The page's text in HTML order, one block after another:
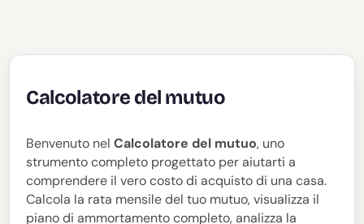
Calcolatore del mutuo
Benvenuto nelCalcolatore del mutuo, uno
strumento completo progettato per aiutarti a
comprendere il vero costo di acquisto di una casa.
Calcola la rata mensile del tuo mutuo, visualizza il
piano di ammortamento completo, analizza la